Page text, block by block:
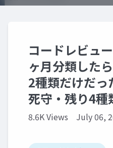
コードレビュ
ヶ月分類した
2種類だけだ
死守・残り4種
8.6K Views July 06,